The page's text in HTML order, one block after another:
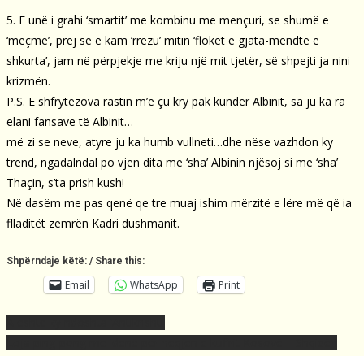
5. E unë i grahi ‘smartit’ me kombinu me mençuri, se shumë e
‘meçme’, prej se e kam ‘rrëzu’ mitin ‘flokët e gjata-mendtë e
shkurta’, jam në përpjekje me kriju një mit tjetër, së shpejti ja nini
krizmën.
P.S. E shfrytëzova rastin m’e çu kry pak kundër Albinit, sa ju ka ra
elani fansave të Albinit…
më zi se neve, atyre ju ka humb vullneti…dhe nëse vazhdon ky
trend, ngadalndal po vjen dita me ‘sha’ Albinin njësoj si me ‘sha’
Thaçin, s’ta prish kush!
Në dasëm me pas qenë qe tre muaj ishim mërzitë e lëre më që ia
flladitët zemrën Kadri dushmanit.
Shpërndaje këtë: / Share this:
Email WhatsApp Print